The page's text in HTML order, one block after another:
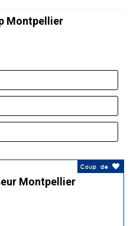
Montpellier
Coup de
Montpellier